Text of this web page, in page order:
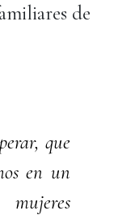
de
que
en un